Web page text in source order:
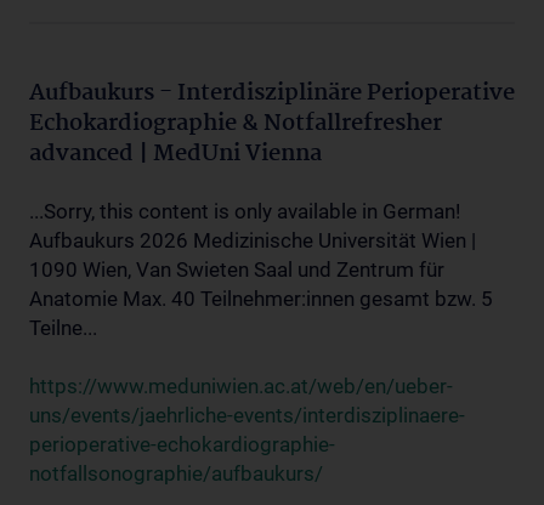
Aufbaukurs - Interdisziplinäre Perioperative
Echokardiographie & Notfallrefresher
advanced | MedUni Vienna
...Sorry, this content is only available in German!
Aufbaukurs 2026 Medizinische Universität Wien |
1090 Wien, Van Swieten Saal und Zentrum für
Anatomie Max. 40 Teilnehmer:innen gesamt bzw. 5
Teilne...
https://www.meduniwien.ac.at/web/en/ueber-
uns/events/jaehrliche-events/interdisziplinaere-
perioperative-echokardiographie-
notfallsonographie/aufbaukurs/